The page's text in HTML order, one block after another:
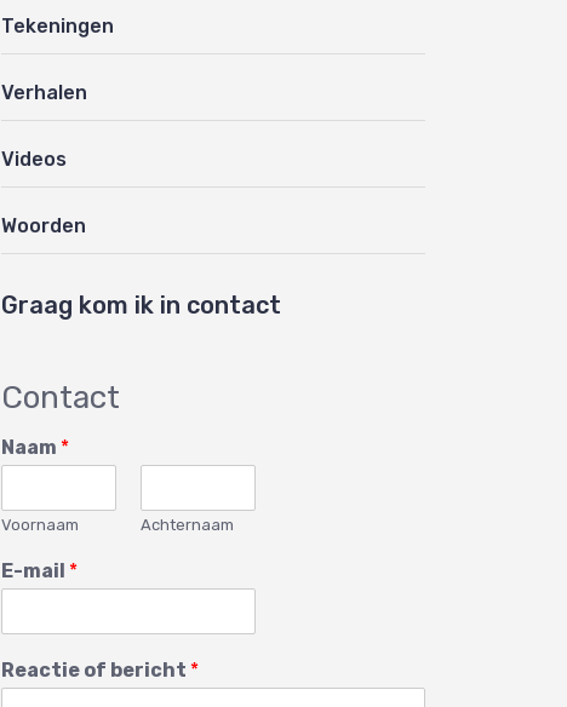
Tekeningen
Verhalen
Videos
Woorden
Graag kom ik in contact
Contact
Naam *
Voornaam Achternaam
E-mail *
Reactie of bericht *